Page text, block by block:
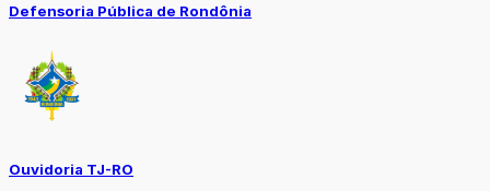
Defensoria Pública de Rondônia
Ouvidoria TJ-RO